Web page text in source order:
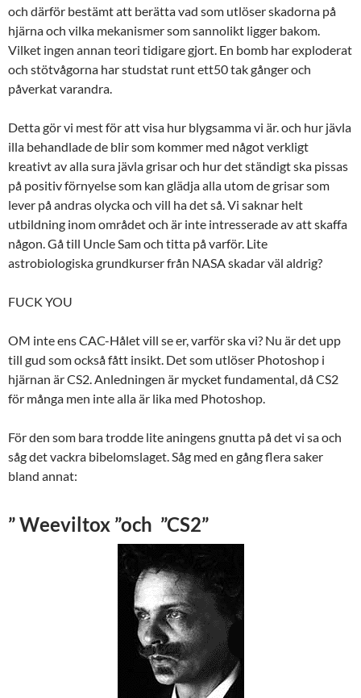
och därför bestämt att berätta vad som utlöser skadorna på
hjärna och vilka mekanismer som sannolikt ligger bakom.
Vilket ingen annan teori tidigare gjort. En bomb har exploderat
och stötvågorna har studstat runt ett50 tak gånger och
påverkat varandra.
Detta gör vi mest för att visa hur blygsamma vi är. och hur jävla
illa behandlade de blir som kommer med något verkligt
kreativt av alla sura jävla grisar och hur det ständigt ska pissas
på positiv förnyelse som kan glädja alla utom de grisar som
lever på andras olycka och vill ha det så. Vi saknar helt
utbildning inom området och är inte intresserade av att skaffa
någon. Gå till Uncle Sam och titta på varför. Lite
astrobiologiska grundkurser från NASA skadar väl aldrig?
FUCK YOU
OM inte ens CAC-Hålet vill se er, varför ska vi? Nu är det upp
till gud som också fått insikt. Det som utlöser Photoshop i
hjärnan är CS2. Anledningen är mycket fundamental, då CS2
för många men inte alla är lika med Photoshop.
För den som bara trodde lite aningens gnutta på det vi sa och
såg det vackra bibelomslaget. Såg med en gång flera saker
bland annat:
” Weeviltox ”och ”CS2”